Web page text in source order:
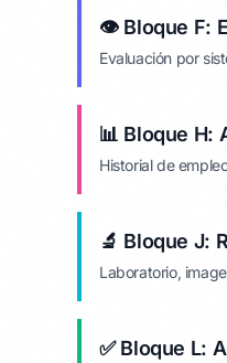
👁️ Bloque F:
Evaluación por
📊 Bloque H:
Historial de
🔬 Bloque J:
Laboratorio,
✅ Bloque L: